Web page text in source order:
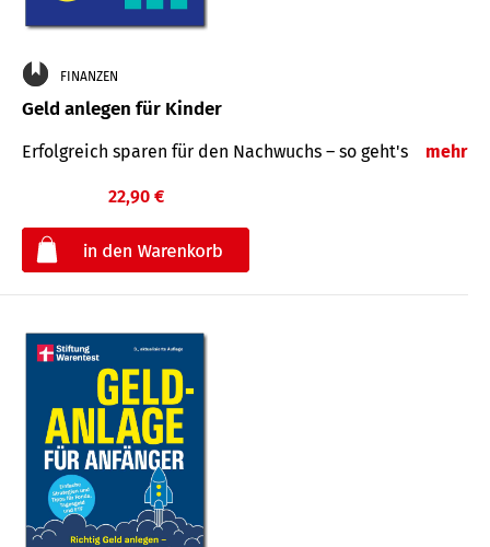
FINANZEN
Geld anlegen für Kinder
Erfolgreich sparen für den Nachwuchs – so geht's mehr
22,90 €